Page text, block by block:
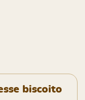
biscoito